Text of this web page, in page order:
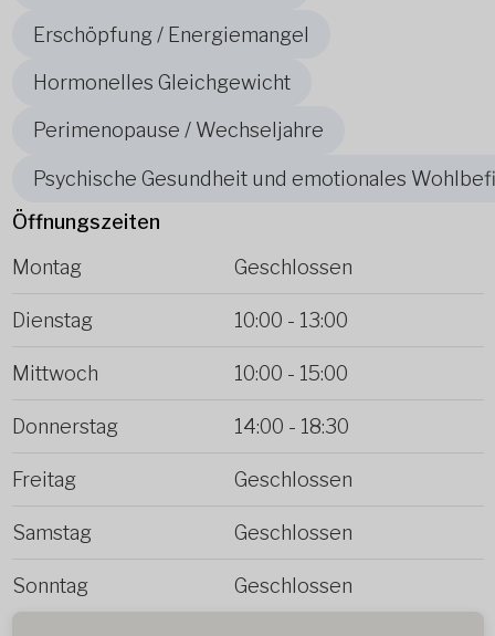
Erschöpfung / Energiemangel
Hormonelles Gleichgewicht
Perimenopause / Wechseljahre
Psychische Gesundheit und emotionales
Öffnungszeiten
Montag
Geschlossen
Dienstag 10:00 - 13:00
Mittwoch 10:00 - 15:00
Donnerstag 14:00 - 18:30
Freitag Geschlossen
Samstag Geschlossen
Sonntag Geschlossen